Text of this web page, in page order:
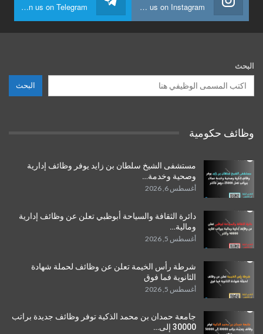
Join us on Instagram
Join us on Telegram
البحث
البحث
وظائف حكومية
مستشفى الشيخ سلطان بن زايد يوفر وظائف إدارية
وصحية وخدمة…
أغسطس 6, 2026
دائرة الثقافة والسياحة أبوظبي تعلن عن وظائف إدارية
ومالية…
أغسطس 5, 2026
شرطة رأس الخيمة تعلن عن وظائف لحملة شهادة
الثانوية فما فوق
أغسطس 5, 2026
جامعة حمدان بن محمد الذكية توفر وظائف جديدة براتب
30000 إلى…